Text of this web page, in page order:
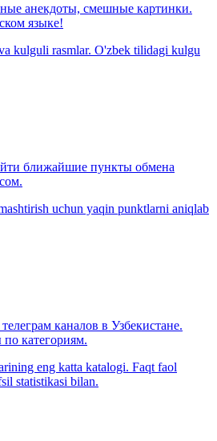
анекдоты, смешные картинки.
языке!
kulguli rasmlar. O'zbek tilidagi kulgu
ближайшие пункты обмена
uchun yaqin punktlarni aniqlab
каналов в Узбекистане.
категориям.
eng katta katalogi. Faqt faol
statistikasi bilan.